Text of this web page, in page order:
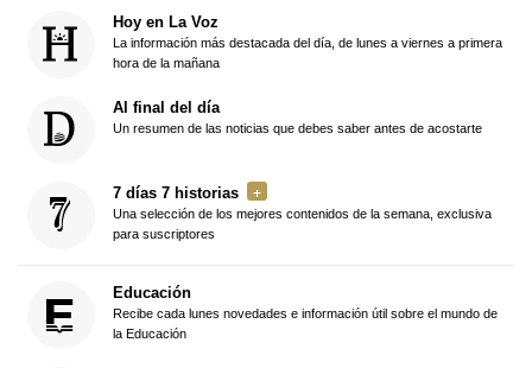
Hoy en La Voz
La información más destacada del día, de lunes a viernes a primera
hora de la mañana
Al final del día
Un resumen de las noticias que debes saber antes de acostarte
7 días 7 historias
Una selección de los mejores contenidos de la semana, exclusiva
para suscriptores
Educación
Recibe cada lunes novedades e información útil sobre el mundo de
la Educación